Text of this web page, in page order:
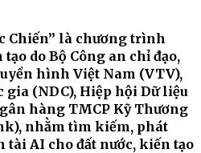
Chiến” là chương trình
do Bộ Công an chỉ đạo,
hình Việt Nam (VTV),
gia (NDC), Hiệp hội Dữ liệu
hàng TMCP Kỹ Thương
nhằm tìm kiếm, phát
tài AI cho đất nước, kiến tạo